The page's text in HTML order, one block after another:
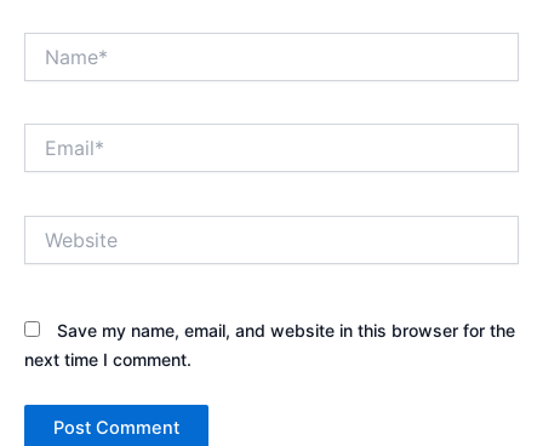
Save my name, email, and website in this browser for the
next time I comment.